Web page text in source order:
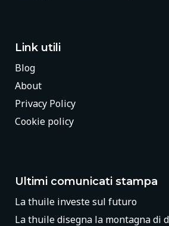
Link utili
Blog
About
Privacy Policy
Cookie policy
Ultimi comunicati stampa
La thuile investe sul futuro
La thuile disegna la montagna di